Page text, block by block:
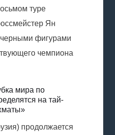
туре
Ян
фигурами
чемпиона
мира по
на тай-
продолжается